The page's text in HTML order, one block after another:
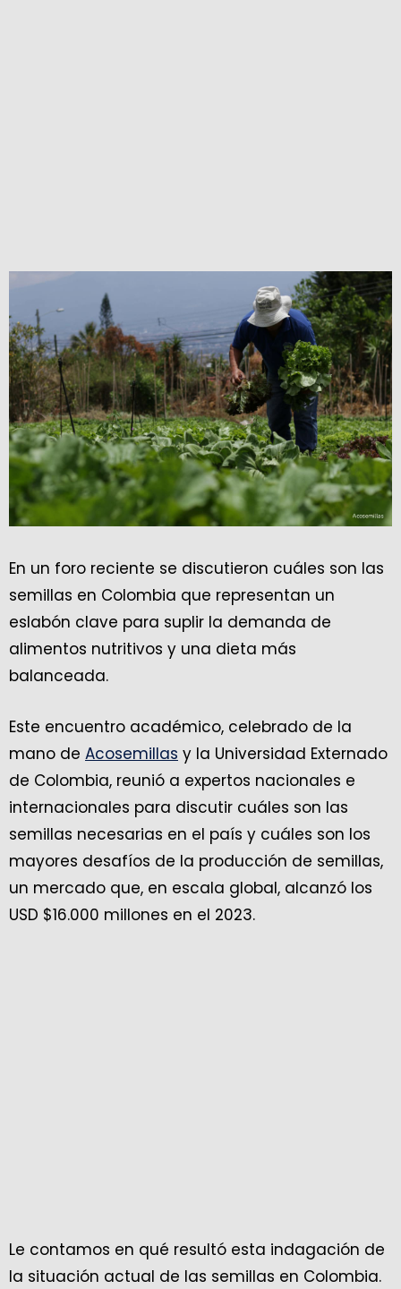
En un foro reciente se discutieron cuáles son las
semillas en Colombia que representan un
eslabón clave para suplir la demanda de
alimentos nutritivos y una dieta más
balanceada.
Este encuentro académico, celebrado de la
mano de Acosemillas y la Universidad Externado
de Colombia, reunió a expertos nacionales e
internacionales para discutir cuáles son las
semillas necesarias en el país y cuáles son los
mayores desafíos de la producción de semillas,
un mercado que, en escala global, alcanzó los
USD $16.000 millones en el 2023.
Le contamos en qué resultó esta indagación de
la situación actual de las semillas en Colombia.